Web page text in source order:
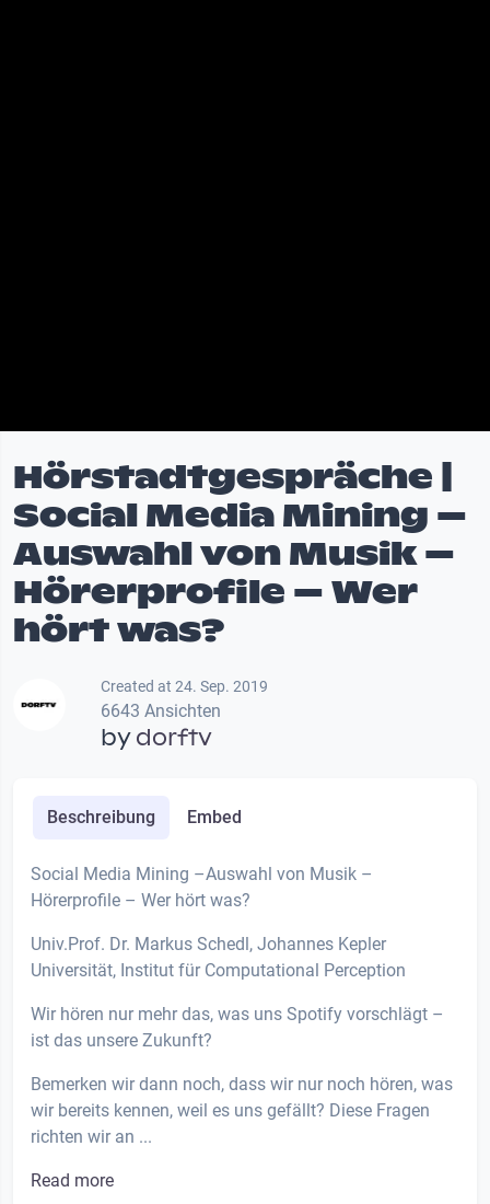
Hörstadtgespräche |
Social Media Mining –
Auswahl von Musik –
Hörerprofile – Wer
hört was?
Created at 24. Sep. 2019
6643 Ansichten
bydorftv
Beschreibung Embed
Social Media Mining –Auswahl von Musik –
Hörerprofile – Wer hört was?
Univ.Prof. Dr. Markus Schedl, Johannes Kepler
Universität, Institut für Computational Perception
Wir hören nur mehr das, was uns Spotify vorschlägt –
ist das unsere Zukunft?
Bemerken wir dann noch, dass wir nur noch hören, was
wir bereits kennen, weil es uns gefällt? Diese Fragen
richten wir an ...
Read more